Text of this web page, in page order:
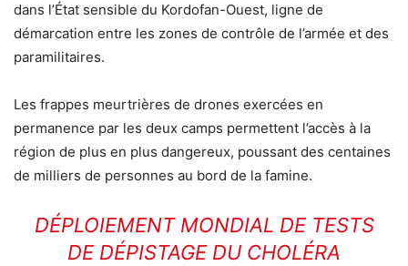
dans l’État sensible du Kordofan-Ouest, ligne de
démarcation entre les zones de contrôle de l’armée et des
paramilitaires.
Les frappes meurtrières de drones exercées en
permanence par les deux camps permettent l’accès à la
région de plus en plus dangereux, poussant des centaines
de milliers de personnes au bord de la famine.
DÉPLOIEMENT MONDIAL DE TESTS
DE DÉPISTAGE DU CHOLÉRA